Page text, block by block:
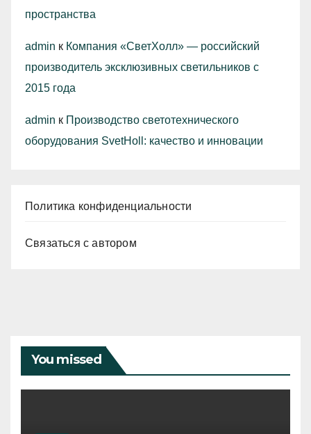
пространства
admin к Компания «СветХолл» — российский
производитель эксклюзивных светильников с
2015 года
admin к Производство светотехнического
оборудования SvetHoll: качество и инновации
Политика конфиденциальности
Связаться с автором
You missed